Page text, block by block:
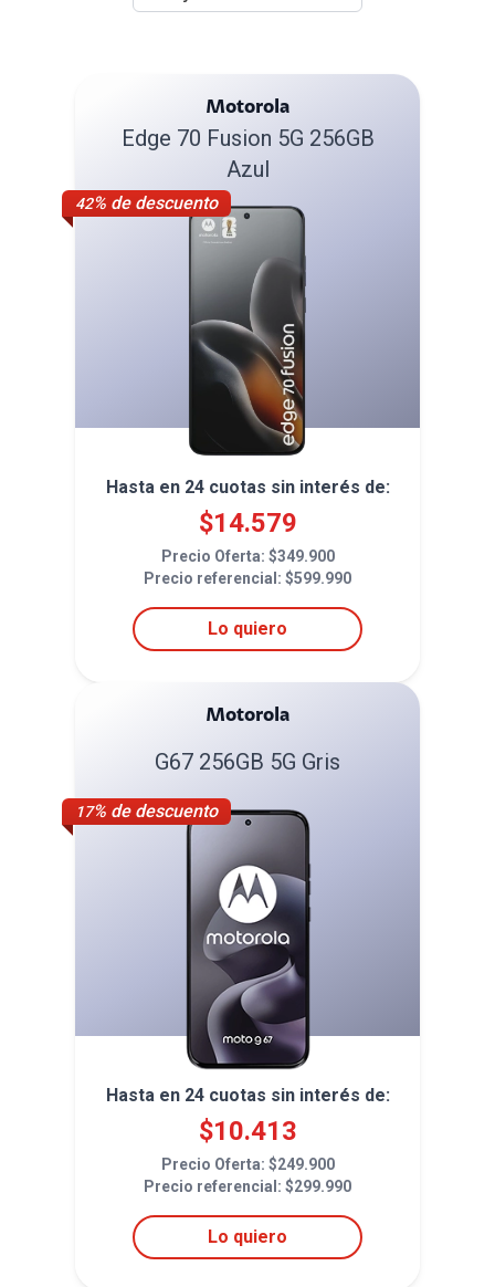
42% de descuento
Motorola
Edge 70 Fusion 5G 256GB
Azul
Hasta en 24cuotas sin interés de:
$14.579
Precio Oferta: $349.900
Precio referencial: $599.990
Lo quiero
17% de descuento
Motorola
G67 256GB 5G Gris
Hasta en 24cuotas sin interés de:
$10.413
Precio Oferta: $249.900
Precio referencial: $299.990
Lo quiero